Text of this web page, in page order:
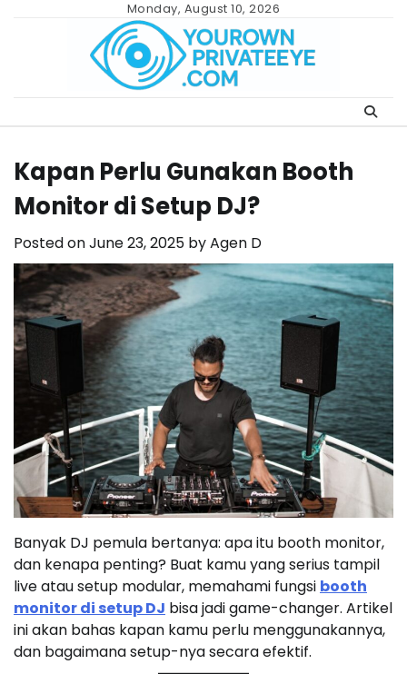
Monday, August 10, 2026
Kapan Perlu Gunakan Booth
Monitor di Setup DJ?
Posted onJune 23, 2025 byAgen D
Banyak DJ pemula bertanya: apa itu booth monitor,
dan kenapa penting? Buat kamu yang serius tampil
live atau setup modular, memahami fungsi booth
monitor di setup DJ bisa jadi game-changer. Artikel
ini akan bahas kapan kamu perlu menggunakannya,
dan bagaimana setup-nya secara efektif.